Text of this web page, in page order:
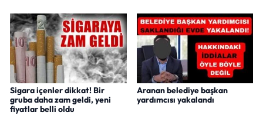
Sigara içenler dikkat! Bir
gruba daha zam geldi, yeni
fiyatlar belli oldu
Aranan belediye başkan
yardımcısı yakalandı